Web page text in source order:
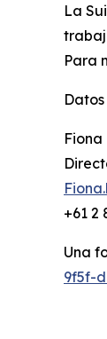
La
Para
+61 2
Una
9f5f-